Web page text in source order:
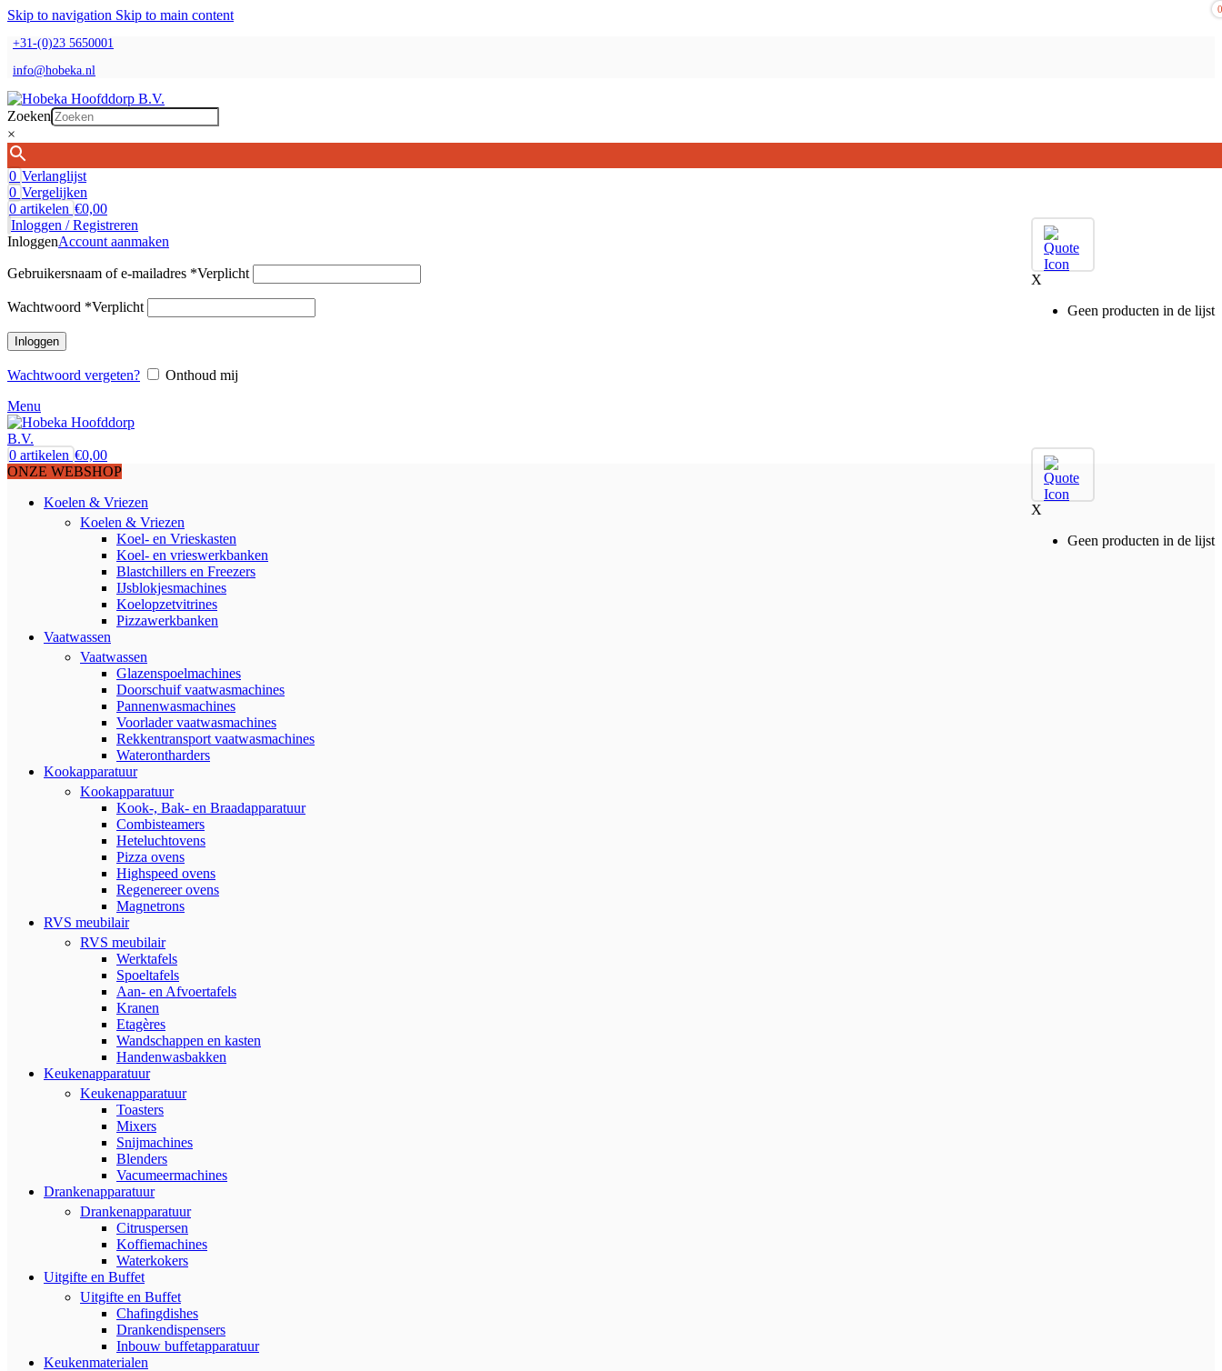
Skip to navigation Skip to main content
+31-(0)23 5650001
info@hobeka.nl
Zoeken
×
0 Verlanglijst
0 Vergelijken
0 artikelen €0,00
0
X
Geen producten in de lijst
Inloggen / Registreren
InloggenAccount aanmaken
Gebruikersnaam of e-mailadres *Verplicht
Wachtwoord *Verplicht
Inloggen
Wachtwoord vergeten?
Onthoud mij
Menu
0
X
Geen producten in de lijst
0 artikelen €0,00
ONZE WEBSHOP
Koelen & Vriezen
Koelen & Vriezen
Koel- en Vrieskasten
Koel- en vrieswerkbanken
Blastchillers en Freezers
IJsblokjesmachines
Koelopzetvitrines
Pizzawerkbanken
Vaatwassen
Vaatwassen
Glazenspoelmachines
Doorschuif vaatwasmachines
Pannenwasmachines
Voorlader vaatwasmachines
Rekkentransport vaatwasmachines
Waterontharders
Kookapparatuur
Kookapparatuur
Kook-, Bak- en Braadapparatuur
Combisteamers
Heteluchtovens
Pizza ovens
Highspeed ovens
Regenereer ovens
Magnetrons
RVS meubilair
RVS meubilair
Werktafels
Spoeltafels
Aan- en Afvoertafels
Kranen
Etagères
Wandschappen en kasten
Handenwasbakken
Keukenapparatuur
Keukenapparatuur
Toasters
Mixers
Snijmachines
Blenders
Vacumeermachines
Drankenapparatuur
Drankenapparatuur
Citruspersen
Koffiemachines
Waterkokers
Uitgifte en Buffet
Uitgifte en Buffet
Chafingdishes
Drankendispensers
Inbouw buffetapparatuur
Keukenmaterialen